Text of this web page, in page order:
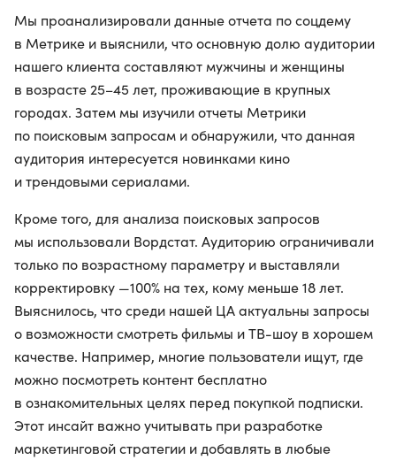
Мы проанализировали данные отчета по соцдему
в Метрике и выяснили, что основную долю аудитории
нашего клиента составляют мужчины и женщины
в возрасте 25–45 лет, проживающие в крупных
городах. Затем мы изучили отчеты Метрики
по поисковым запросам и обнаружили, что данная
аудитория интересуется новинками кино
и трендовыми сериалами.
Кроме того, для анализа поисковых запросов
мы использовали Вордстат. Аудиторию ограничивали
только по возрастному параметру и выставляли
корректировку —100% на тех, кому меньше 18 лет.
Выяснилось, что среди нашей ЦА актуальны запросы
о возможности смотреть фильмы и ТВ-шоу в хорошем
качестве. Например, многие пользователи ищут, где
можно посмотреть контент бесплатно
в ознакомительных целях перед покупкой подписки.
Этот инсайт важно учитывать при разработке
маркетинговой стратегии и добавлять в любые